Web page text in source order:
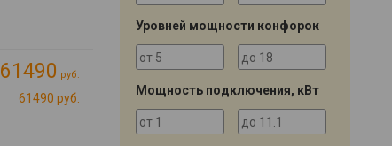
61490 руб.
61490 руб.
Уровней мощности конфорок
Мощность подключения, кВт